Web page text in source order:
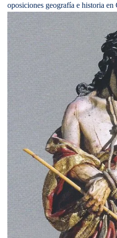
oposiciones geografía e historia